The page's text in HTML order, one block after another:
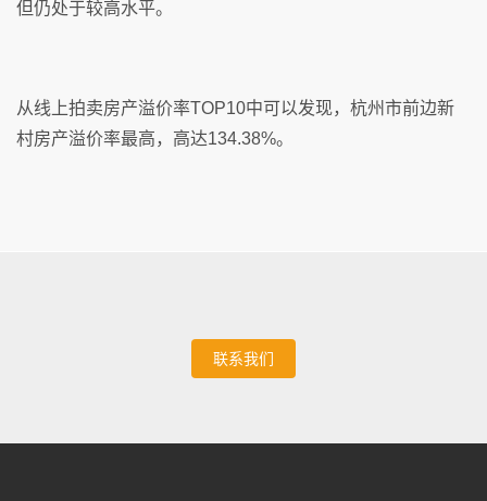
但仍处于较高水平。
从线上拍卖房产溢价率TOP10中可以发现，杭州市前边新
村房产溢价率最高，高达134.38%。
联系我们